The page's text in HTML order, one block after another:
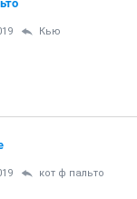
Кью
кот ф пальто